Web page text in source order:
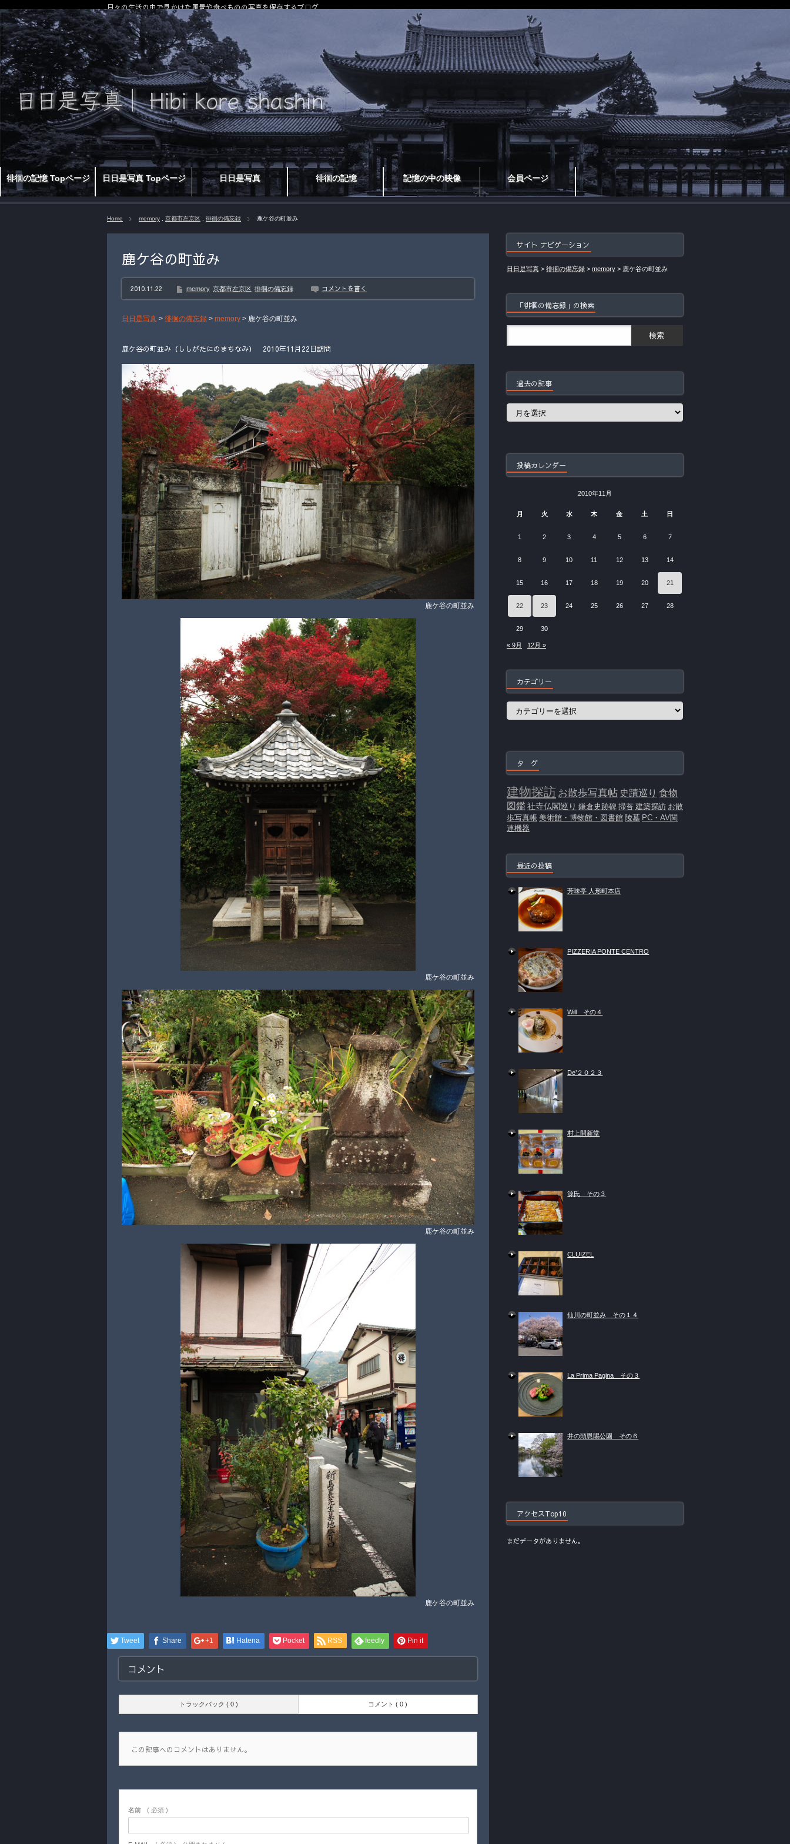
徘徊の記憶 Topページ 日日是写真 Topページ 日日是写真 徘徊の記憶 記憶の中の映像 会員ページ
日々の生活の中で見かけた風景や食べものの写真を保存するブログ
Home memory 京都市左京区 徘徊の備忘録 鹿ケ谷の町並み
鹿ケ谷の町並み
2010.11.22 memory 京都市左京区 徘徊の備忘録 コメントを書く
日日是写真 > 徘徊の備忘録 > memory > 鹿ケ谷の町並み
鹿ケ谷の町並み（ししがたにのまちなみ） 2010年11月22日訪問
鹿ケ谷の町並み
鹿ケ谷の町並み
鹿ケ谷の町並み
鹿ケ谷の町並み
Tweet Share +1 Hatena Pocket RSS feedly Pin it
コメント
トラックバック ( 0 ) コメント ( 0 )
この記事へのコメントはありません。
名前 ( 必須 )
サイト ナビゲーション
日日是写真 > 徘徊の備忘録 > memory > 鹿ケ谷の町並み
「徘徊の備忘録」の検索
過去の記事
過
投稿カレンダー
2010年11月
月 火 水 木 金 土 日
1 2 3 4 5 6 7
8 9 10 11 12 13 14
15 16 17 18 19 20 21
22 23 24 25 26 27 28
29 30
« 9月 12月 »
カテゴリー
カ
タ グ
建物探訪 お散歩写真帖 史蹟巡り 食物
図鑑社寺仏閣巡り 鎌倉史跡碑 掃苔 建築探訪 お散
歩写真帳 美術館・博物館・図書館 陵墓 PC・AV関
連機器
最近の投稿
芳味亭 人形町本店
PIZZERIA PONTE CENTRO
Will その４
De’２０２３
村上開新堂
源氏 その３
CLUIZEL
仙川の町並み その１４
La Prima Pagina その３
井の頭恩賜公園 その６
アクセスTop10
まだデータがありません。